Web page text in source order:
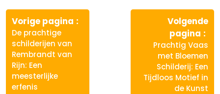
Berichtnavigatie
Vorige pagina
De prachtige
schilderijen van
Rembrandt van
Rijn: Een
meesterlijke
erfenis
Volgende
pagina
Prachtig Vaas
met Bloemen
Schilderij: Een
Tijdloos Motief in
de Kunst